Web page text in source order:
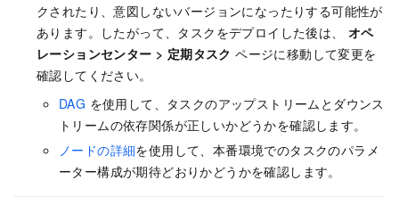
クされたり、意図しないバージョンになったりする可能性が
あります。したがって、タスクをデプロイした後は、 オペ
レーションセンター > 定期タスク ページに移動して変更を
確認してください。
DAG を使用して、タスクのアップストリームとダウンス
トリームの依存関係が正しいかどうかを確認します。
ノードの詳細を使用して、本番環境でのタスクのパラメ
ーター構成が期待どおりかどうかを確認します。